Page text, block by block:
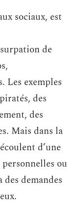
sociaux, est
de
Les exemples
des
des
Mais dans la
d’une
ou
demandes